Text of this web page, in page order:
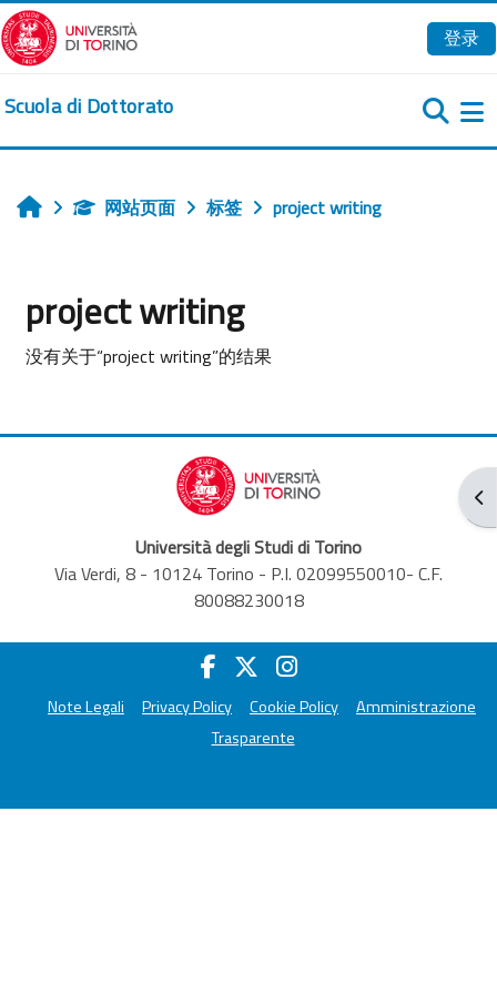
跳到主要内容
登录
Scuola di Dottorato
打
首页 网站页面 标签 project writing
project writing
没有关于“project writing”的结果
Università degli Studi di Torino
Via Verdi, 8 - 10124 Torino - P.I. 02099550010- C.F.
80088230018
Note Legali Privacy Policy Cookie Policy
Amministrazione
Trasparente